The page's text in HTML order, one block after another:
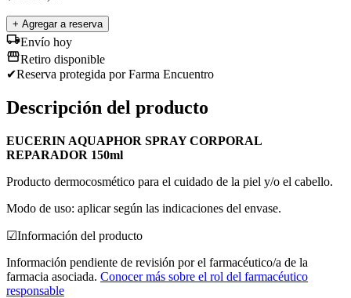
+ Agregar a reserva
Envío hoy
Retiro disponible
✔Reserva protegida por Farma Encuentro
Descripción del producto
EUCERIN AQUAPHOR SPRAY CORPORAL
REPARADOR 150ml
Producto dermocosmético para el cuidado de la piel y/o el cabello.
Modo de uso: aplicar según las indicaciones del envase.
☑Información del producto
Información pendiente de revisión por el farmacéutico/a de la
farmacia asociada. Conocer más sobre el rol del farmacéutico
responsable